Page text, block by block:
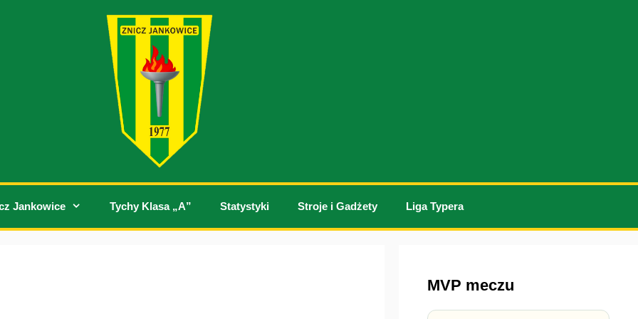
Jankowice Tychy Klasa „A” Statystyki Stroje i Gadżety Liga Typera
MVP meczu